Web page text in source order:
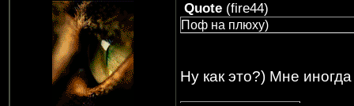
Quote(fire44)
Поф на плюху)
Ну как это?) Мне